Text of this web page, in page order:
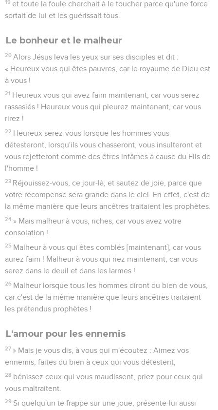
19 et toute la foule cherchait à le toucher parce qu'une force
sortait de lui et les guérissait tous.
Le bonheur et le malheur
20 Alors Jésus leva les yeux sur ses disciples et dit :
« Heureux vous qui êtes pauvres, car le royaume de Dieu est
à vous !
21 Heureux vous qui avez faim maintenant, car vous serez
rassasiés ! Heureux vous qui pleurez maintenant, car vous
rirez !
22 Heureux serez-vous lorsque les hommes vous
détesteront, lorsqu'ils vous chasseront, vous insulteront et
vous rejetteront comme des êtres infâmes à cause du Fils de
l'homme !
23 Réjouissez-vous, ce jour-là, et sautez de joie, parce que
votre récompense sera grande dans le ciel. En effet, c'est de
la même manière que leurs ancêtres traitaient les prophètes.
24 » Mais malheur à vous, riches, car vous avez votre
consolation !
25 Malheur à vous qui êtes comblés [maintenant], car vous
aurez faim ! Malheur à vous qui riez maintenant, car vous
serez dans le deuil et dans les larmes !
26 Malheur lorsque tous les hommes diront du bien de vous,
car c'est de la même manière que leurs ancêtres traitaient
les prétendus prophètes !
L'amour pour les ennemis
27 » Mais je vous dis, à vous qui m'écoutez : Aimez vos
ennemis, faites du bien à ceux qui vous détestent,
28 bénissez ceux qui vous maudissent, priez pour ceux qui
vous maltraitent.
29 Si quelqu'un te frappe sur une joue, présente-lui aussi